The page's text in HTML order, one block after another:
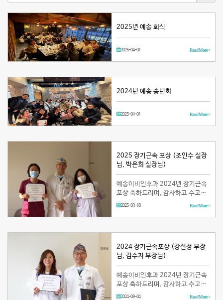
2025년 예송 회식
2025-04-01 Read More >
2024년 예송 송년회
2025-04-01 Read More >
2025 장기근속 포상 (조인수 실장
님, 박은희 실장님)
예송이비인후과 2024년 장기근속
포상 축하드리며, 감사하고 수고하
셨습니다! (치료팀 조인수 실장님,
2025-03-18 Read More >
2024 장기근속포상 (강선정 부장
님, 김수지 부장님)
예송이비인후과 2024년 장기근속
포상 축하드리며, 감사하고 수고하
셨습니다! (치료팀 강선정 부장님,
2024-09-04 Read More >